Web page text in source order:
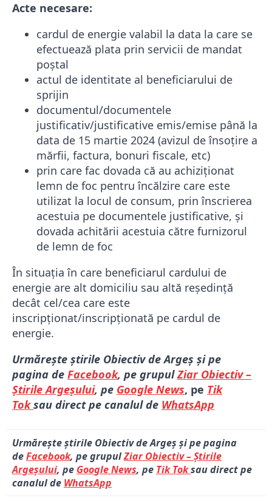
Acte necesare:
cardul de energie valabil la data la care se
efectuează plata prin servicii de mandat
poștal
actul de identitate al beneficiarului de
sprijin
documentul/documentele
justificativ/justificative emis/emise până la
data de 15 martie 2024 (avizul de însoțire a
mărfii, factura, bonuri fiscale, etc)
prin care fac dovada că au achiziționat
lemn de foc pentru încălzire care este
utilizat la locul de consum, prin înscrierea
acestuia pe documentele justificative, și
dovada achitării acestuia către furnizorul
de lemn de foc
În situația în care beneficiarul cardului de
energie are alt domiciliu sau altă reședință
decât cel/cea care este
inscripționat/inscripționată pe cardul de
energie.
Urmărește știrile Obiectiv de Argeș și pe
pagina de Facebook, pe grupulZiar Obiectiv –
Știrile Argeșului, pe Google News, pe Tik
Toksau direct pe canalul de WhatsApp
Urmărește știrile Obiectiv de Argeș și pe pagina
deFacebook, pe grupulZiar Obiectiv – Știrile
Argeșului, pe Google News, pe Tik Toksau direct pe
canalul de WhatsApp